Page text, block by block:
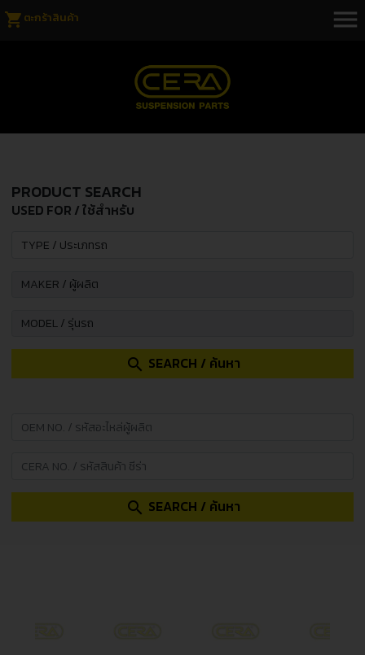
shopping_cart ตะกร้าสินค้า menu
PRODUCT SEARCH
USED FOR / ใช้สำหรับ
search SEARCH / ค้นหา
search SEARCH / ค้นหา